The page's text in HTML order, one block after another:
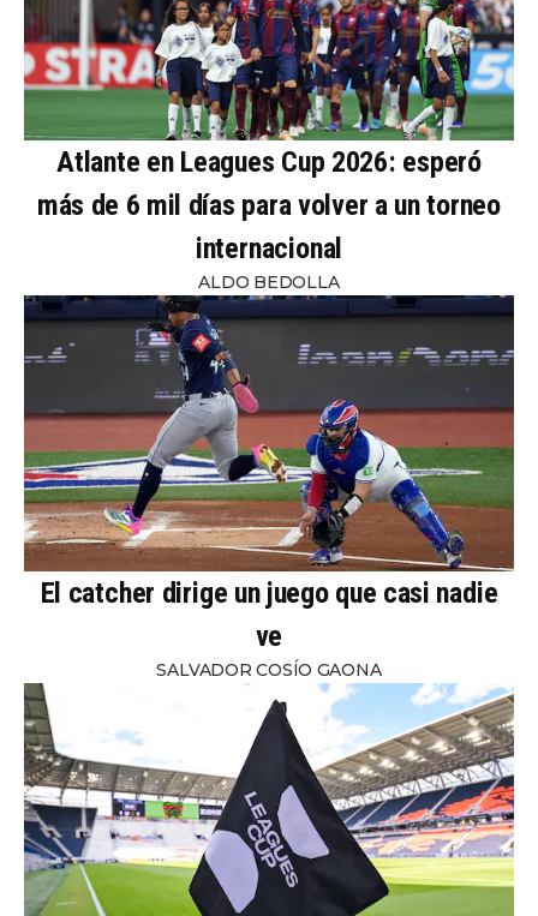
Atlante en Leagues Cup 2026: esperó
más de 6 mil días para volver a un torneo
internacional
ALDO BEDOLLA
El catcher dirige un juego que casi nadie
ve
SALVADOR COSÍO GAONA